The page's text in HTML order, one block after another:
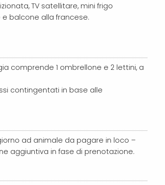
TV satellitare, mini frigo
e balcone alla francese.
comprende 1 ombrellone e 2 lettini, a
contingentati in base alle
ad animale da pagare in loco –
aggiuntiva in fase di prenotazione.